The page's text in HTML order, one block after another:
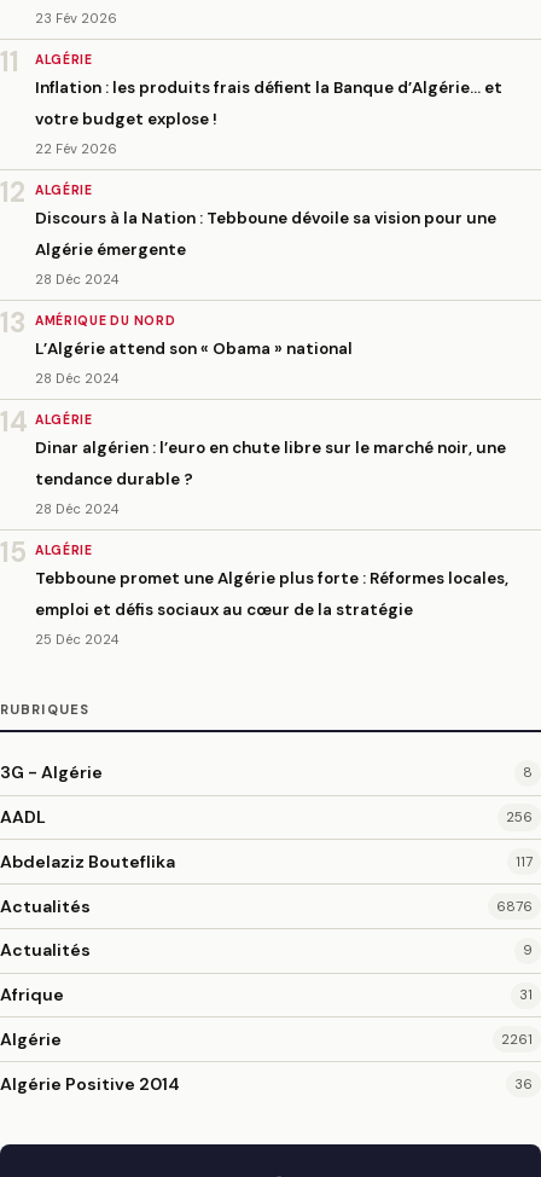
23 Fév 2026
11 ALGÉRIE
Inflation : les produits frais défient la Banque d’Algérie… et
votre budget explose !
22 Fév 2026
12 ALGÉRIE
Discours à la Nation : Tebboune dévoile sa vision pour une
Algérie émergente
28 Déc 2024
13 AMÉRIQUE DU NORD
L’Algérie attend son « Obama » national
28 Déc 2024
14 ALGÉRIE
Dinar algérien : l’euro en chute libre sur le marché noir, une
tendance durable ?
28 Déc 2024
15 ALGÉRIE
Tebboune promet une Algérie plus forte : Réformes locales,
emploi et défis sociaux au cœur de la stratégie
25 Déc 2024
RUBRIQUES
3G - Algérie 8
AADL 256
Abdelaziz Bouteflika 117
Actualités 6876
Actualités 9
Afrique 31
Algérie 2261
Algérie Positive 2014 36